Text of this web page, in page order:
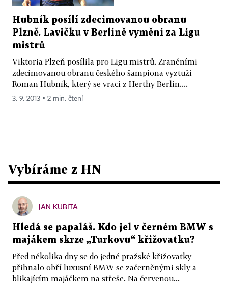
Hubník posílí zdecimovanou obranu
Plzně. Lavičku v Berlíně vymění za Ligu
mistrů
Viktoria Plzeň posílila pro Ligu mistrů. Zraněními
zdecimovanou obranu českého šampiona vyztuží
Roman Hubník, který se vrací z Herthy Berlín....
3. 9. 2013 ▪ 2 min. čtení
Vybíráme z HN
JAN KUBITA
Hledá se papaláš. Kdo jel v černém BMW s
majákem skrze „Turkovu“ křižovatku?
Před několika dny se do jedné pražské křižovatky
přihnalo obří luxusní BMW se začerněnými skly a
blikajícím majáčkem na střeše. Na červenou...